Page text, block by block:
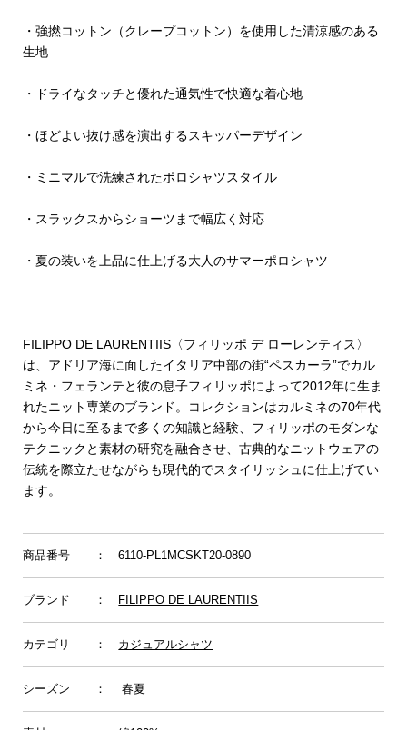
・強撚コットン（クレープコットン）を使用した清涼感のある
生地
・ドライなタッチと優れた通気性で快適な着心地
・ほどよい抜け感を演出するスキッパーデザイン
・ミニマルで洗練されたポロシャツスタイル
・スラックスからショーツまで幅広く対応
・夏の装いを上品に仕上げる大人のサマーポロシャツ
FILIPPO DE LAURENTIIS〈フィリッポ デ ローレンティス〉
は、アドリア海に面したイタリア中部の街“ペスカーラ”でカル
ミネ・フェランテと彼の息子フィリッポによって2012年に生ま
れたニット専業のブランド。コレクションはカルミネの70年代
から今日に至るまで多くの知識と経験、フィリッポのモダンな
テクニックと素材の研究を融合させ、古典的なニットウェアの
伝統を際立たせながらも現代的でスタイリッシュに仕上げてい
ます。
商品番号 ： 6110-PL1MCSKT20-0890
ブランド ： FILIPPO DE LAURENTIIS
カテゴリ ： カジュアルシャツ
シーズン ： 春夏